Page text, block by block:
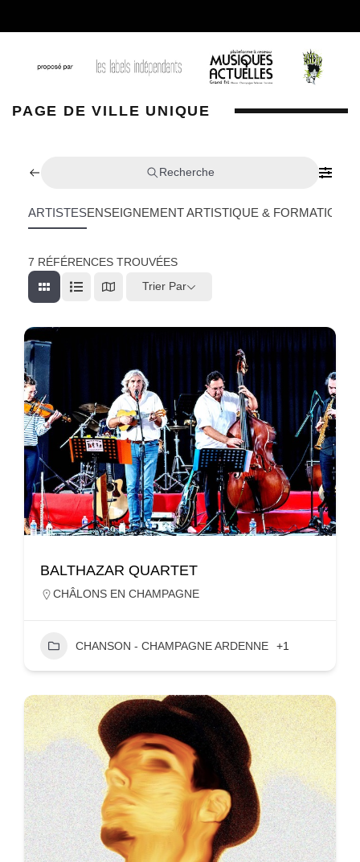
PAGE DE VILLE UNIQUE
Recherche
ARTISTESENSEIGNEMENT ARTISTIQUE & FORMATION
7 RÉFÉRENCES TROUVÉES
Trier Par
BALTHAZAR QUARTET
CHÂLONS EN CHAMPAGNE
CHANSON - CHAMPAGNE ARDENNE +1